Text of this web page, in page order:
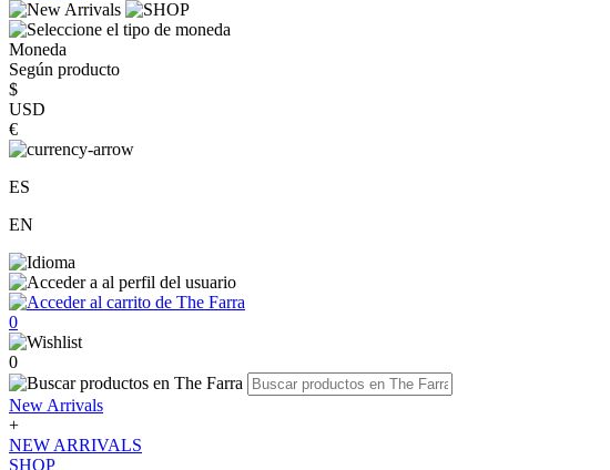
Moneda
Según producto
$
USD
€
ES
EN
0
0
New Arrivals
+
NEW ARRIVALS
SHOP